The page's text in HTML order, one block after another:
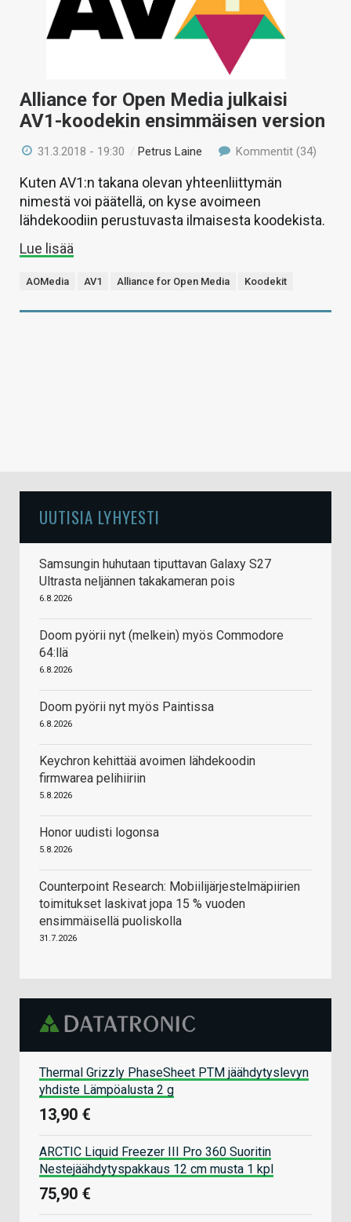
KAUPPA
HAKU
Alliance for Open Media julkaisi
AV1-koodekin ensimmäisen version
31.3.2018 - 19:30 /Petrus Laine Kommentit (34)
Kuten AV1:n takana olevan yhteenliittymän
nimestä voi päätellä, on kyse avoimeen
lähdekoodiin perustuvasta ilmaisesta koodekista.
Lue lisää
AOMedia AV1 Alliance for Open Media Koodekit
UUTISIA LYHYESTI
Samsungin huhutaan tiputtavan Galaxy S27
Ultrasta neljännen takakameran pois
6.8.2026
Doom pyörii nyt (melkein) myös Commodore
64:llä
6.8.2026
Doom pyörii nyt myös Paintissa
6.8.2026
Keychron kehittää avoimen lähdekoodin
firmwarea pelihiiriin
5.8.2026
Honor uudisti logonsa
5.8.2026
Counterpoint Research: Mobiilijärjestelmäpiirien
toimitukset laskivat jopa 15 % vuoden
ensimmäisellä puoliskolla
31.7.2026
Thermal Grizzly PhaseSheet PTM jäähdytyslevyn
yhdiste Lämpöalusta 2 g
13,90 €
ARCTIC Liquid Freezer III Pro 360 Suoritin
Nestejäähdytyspakkaus 12 cm musta 1 kpl
75,90 €